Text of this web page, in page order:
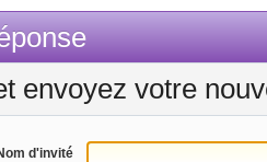
envoyez votre
d'invité